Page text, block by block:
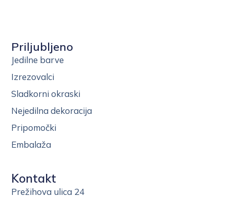
Priljubljeno
Jedilne barve
Izrezovalci
Sladkorni okraski
Nejedilna dekoracija
Pripomočki
Embalaža
Kontakt
Prežihova ulica 24